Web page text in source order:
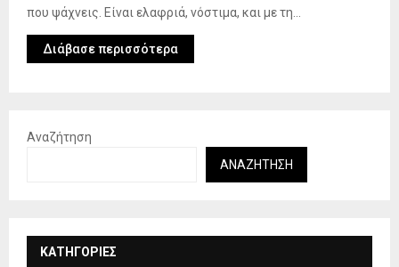
που ψάχνεις. Είναι ελαφριά, νόστιμα, και με τη...
Διάβασε περισσότερα
Αναζήτηση
ΑΝΑΖΉΤΗΣΗ
KΑΤΗΓΟΡΊΕΣ